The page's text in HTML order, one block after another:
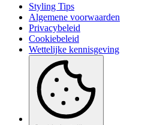
Styling Tips
Algemene voorwaarden
Privacybeleid
Cookiebeleid
Wettelijke kennisgeving